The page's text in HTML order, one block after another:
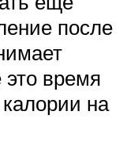
после
это время
калории на